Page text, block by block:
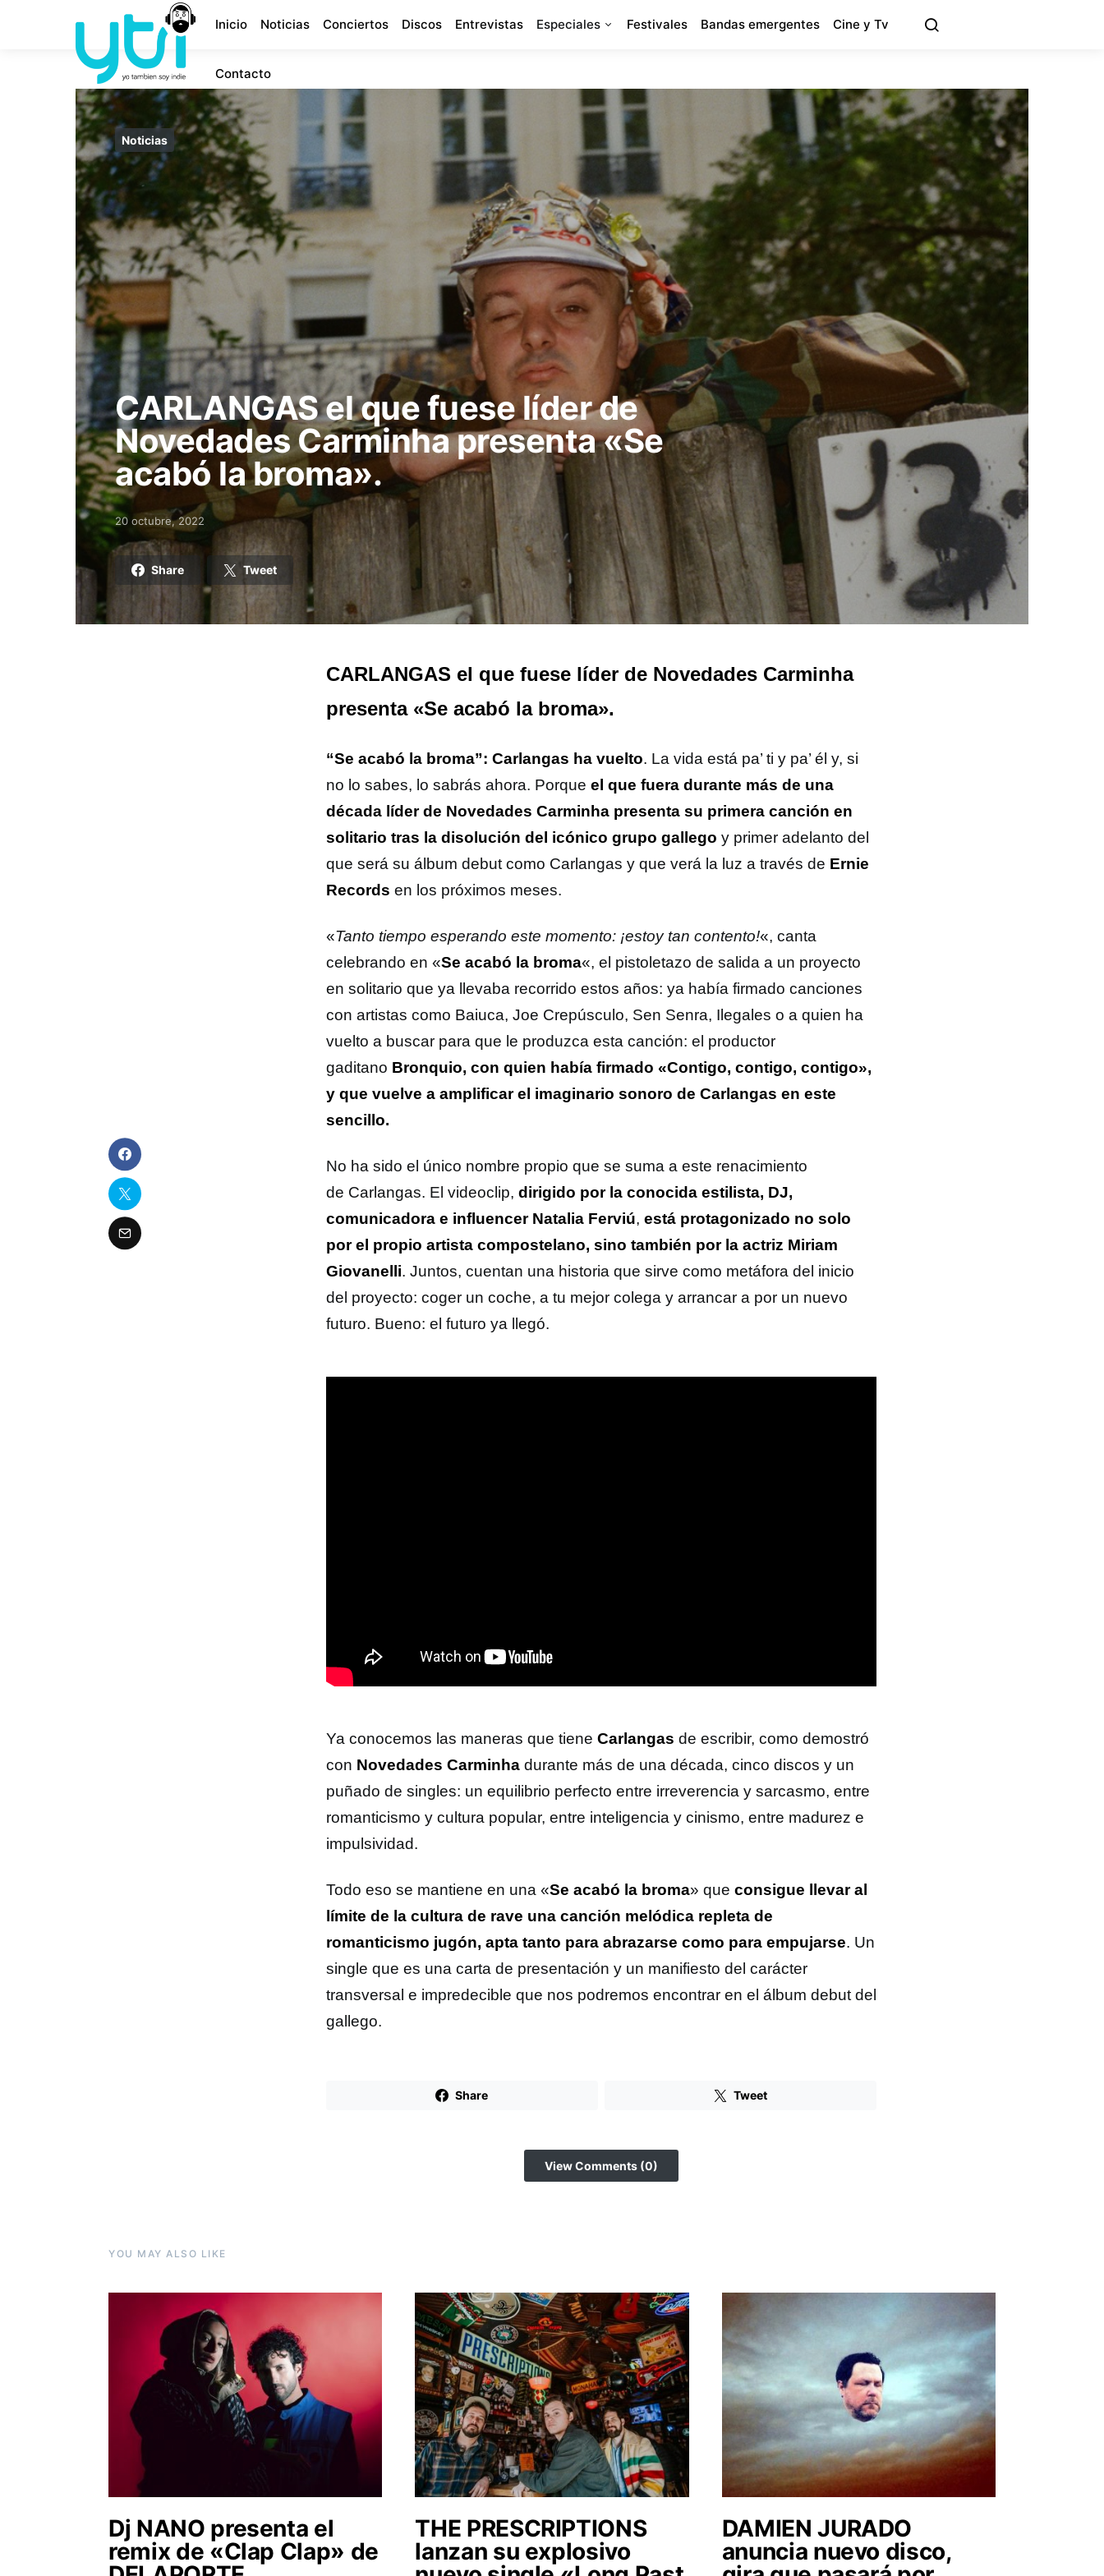
Inicio Noticias Conciertos Discos Entrevistas Especiales Festivales Bandas emergentes Cine y Tv
Contacto
Noticias
CARLANGAS el que fuese líder de
Novedades Carminha presenta «Se
acabó la broma».
Posted on
20 octubre, 2022
Share Tweet
CARLANGAS el que fuese líder de Novedades Carminha
presenta «Se acabó la broma».
“Se acabó la broma”: Carlangas ha vuelto. La vida está pa’ ti y pa’ él y, si
no lo sabes, lo sabrás ahora. Porque el que fuera durante más de una
década líder de Novedades Carminha presenta su primera canción en
solitario tras la disolución del icónico grupo gallego y primer adelanto del
que será su álbum debut como Carlangas y que verá la luz a través de Ernie
Records en los próximos meses.
«Tanto tiempo esperando este momento: ¡estoy tan contento!«, canta
celebrando en «Se acabó la broma«, el pistoletazo de salida a un proyecto
en solitario que ya llevaba recorrido estos años: ya había firmado canciones
con artistas como Baiuca, Joe Crepúsculo, Sen Senra, Ilegales o a quien ha
vuelto a buscar para que le produzca esta canción: el productor
gaditano Bronquio, con quien había firmado «Contigo, contigo, contigo»,
y que vuelve a amplificar el imaginario sonoro de Carlangas en este
sencillo.
No ha sido el único nombre propio que se suma a este renacimiento
de Carlangas. El videoclip, dirigido por la conocida estilista, DJ,
comunicadora e influencer Natalia Ferviú, está protagonizado no solo
por el propio artista compostelano, sino también por la actriz Miriam
Giovanelli. Juntos, cuentan una historia que sirve como metáfora del inicio
del proyecto: coger un coche, a tu mejor colega y arrancar a por un nuevo
futuro. Bueno: el futuro ya llegó.
Ya conocemos las maneras que tiene Carlangas de escribir, como demostró
con Novedades Carminha durante más de una década, cinco discos y un
puñado de singles: un equilibrio perfecto entre irreverencia y sarcasmo, entre
romanticismo y cultura popular, entre inteligencia y cinismo, entre madurez e
impulsividad.
Todo eso se mantiene en una «Se acabó la broma» que consigue llevar al
límite de la cultura de rave una canción melódica repleta de
romanticismo jugón, apta tanto para abrazarse como para empujarse. Un
single que es una carta de presentación y un manifiesto del carácter
transversal e impredecible que nos podremos encontrar en el álbum debut del
gallego.
Share Tweet
View Comments (0)
YOU MAY ALSO LIKE
Dj NANO presenta el
remix de «Clap Clap» de
THE PRESCRIPTIONS
lanzan su explosivo
DAMIEN JURADO
anuncia nuevo disco,